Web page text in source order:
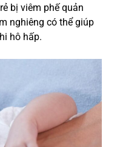
bị viêm phế quản
nghiêng có thể giúp
hô hấp.